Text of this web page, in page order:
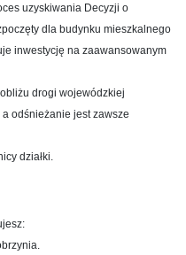
uzyskiwania Decyzji o
dla budynku mieszkalnego
inwestycję na zaawansowanym
drogi wojewódzkiej
odśnieżanie jest zawsze
działki.